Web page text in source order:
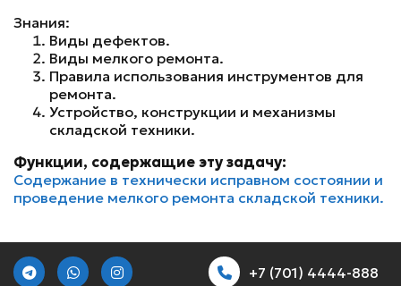
Знания:
Виды дефектов.
Виды мелкого ремонта.
Правила использования инструментов для
ремонта.
Устройство, конструкции и механизмы
складской техники.
Функции, содержащие эту задачу:
Содержание в технически исправном состоянии и
проведение мелкого ремонта складской техники.
+7 (701) 4444-888